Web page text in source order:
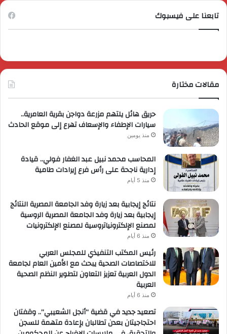
تابعنا على فيسبوك
مقالات مختارة
حريق هائل يلتهم مزرعة دواجن بقرية العامرية..
سيارات الإطفاء والإسعاف تهرع إلى موقع الحادث
منذ يومين
المحاسب محمد نبيل عبد الغفار فولي.. قيادة
إدارية ناجحة على رأس فرع إيرادات طامية
منذ 5 أيام
نتائج إيجابية بعد زيارة وفد الجامعة المصرية النتائج
إيجابية بعد زيارة وفد الجامعة المصرية الروسية
لمصنع الإلكترونياتروسية لمصنع الإلكترونيات
منذ 6 أيام
رئيس المكتب التنفيذي للمجلس العربي
للاختصاصات الصحية يبحث مع الأمين العام لجامعة
الدول العربية تعزيز التعاون لتطوير النظم الصحية
العربية
منذ 6 أيام
تصعيد جديد في قضية “أنجل الشعيبي”.. وقفتان
احتجاجيتان بعدن تطالبان بإعادة متهمة للسجن